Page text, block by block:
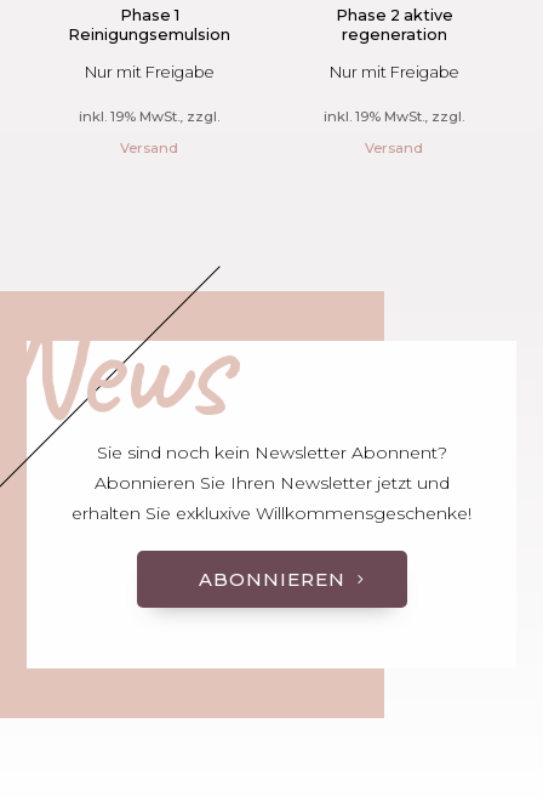
Phase 1
Reinigungsemulsion
Nur mit Freigabe
inkl. 19% MwSt., zzgl.
Versand
Phase 2 aktive
regeneration
Nur mit Freigabe
inkl. 19% MwSt., zzgl.
Versand
Sie sind noch kein Newsletter Abonnent?
Abonnieren Sie Ihren Newsletter jetzt und
erhalten Sie exkluxive Willkommensgeschenke!
ABONNIEREN